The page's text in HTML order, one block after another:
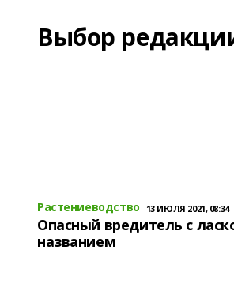
Выбор
Растениеводство 13 ИЮЛЯ 2021, 08:34
Опасный вредитель с
названием